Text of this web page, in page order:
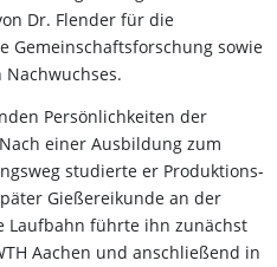
Dr. Flender für die
Gemeinschaftsforschung sowie
Persönlichkeiten der
einer Ausbildung zum
studierte er Produktions-
Gießereikunde an der
Laufbahn führte ihn zunächst
Aachen und anschließend in